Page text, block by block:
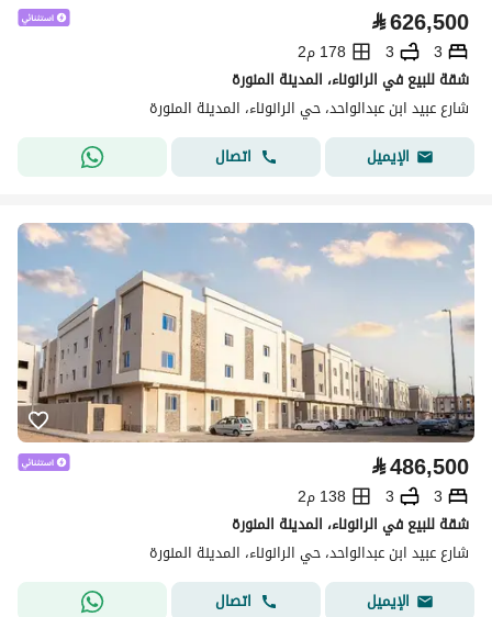
⃁626,500
3
3
178 م2
شقة للبيع في الرانوناء، المدينة المنورة
شارع عبيد ابن عبدالواحد، حي الرانوناء، المدينة المنورة
الإيميل
اتصال
⃁486,500
3
3
138 م2
شقة للبيع في الرانوناء، المدينة المنورة
شارع عبيد ابن عبدالواحد، حي الرانوناء، المدينة المنورة
الإيميل
اتصال